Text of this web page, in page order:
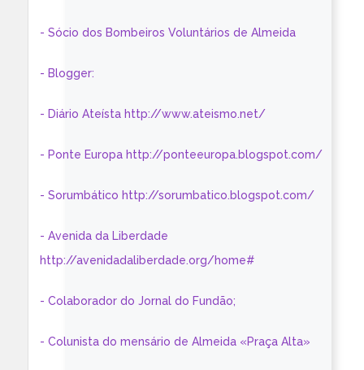
- Sócio dos Bombeiros Voluntários de Almeida
- Blogger:
- Diário Ateísta http://www.ateismo.net/
- Ponte Europa http://ponteeuropa.blogspot.com/
- Sorumbático http://sorumbatico.blogspot.com/
- Avenida da Liberdade
http://avenidadaliberdade.org/home#
- Colaborador do Jornal do Fundão;
- Colunista do mensário de Almeida «Praça Alta»